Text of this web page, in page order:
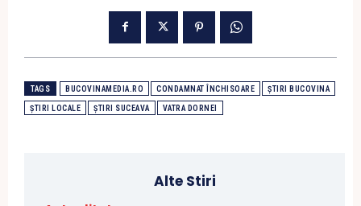
TAGS BUCOVINAMEDIA.RO CONDAMNAT ÎNCHISOARE ȘTIRI BUCOVINA
ȘTIRI LOCALE ȘTIRI SUCEAVA VATRA DORNEI
Alte Stiri